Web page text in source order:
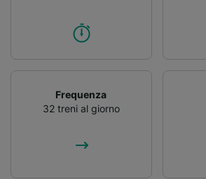
Frequenza
32 treni al giorno